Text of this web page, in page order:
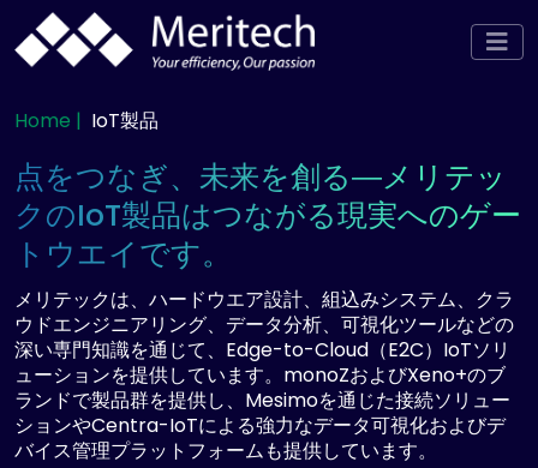
Home | IoT製品
点をつなぎ、未来を創る―メリテッ
クのIoT製品はつながる現実へのゲー
トウエイです。
メリテックは、ハードウエア設計、組込みシステム、クラ
ウドエンジニアリング、データ分析、可視化ツールなどの
深い専門知識を通じて、Edge-to-Cloud（E2C）IoTソリ
ューションを提供しています。monoZおよびXeno+のブ
ランドで製品群を提供し、Mesimoを通じた接続ソリュー
ションやCentra-IoTによる強力なデータ可視化およびデ
バイス管理プラットフォームも提供しています。